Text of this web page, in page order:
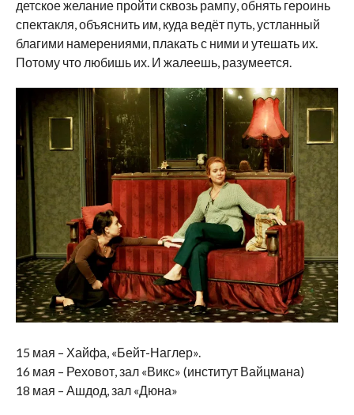
детское желание пройти сквозь рампу, обнять героинь
спектакля, объяснить им, куда ведёт путь, устланный
благими намерениями, плакать с ними и утешать их.
Потому что любишь их. И жалеешь, разумеется.
15 мая – Хайфа, «Бейт-Наглер».
16 мая – Реховот, зал «Викс» (институт Вайцмана)
18 мая – Ашдод, зал «Дюна»